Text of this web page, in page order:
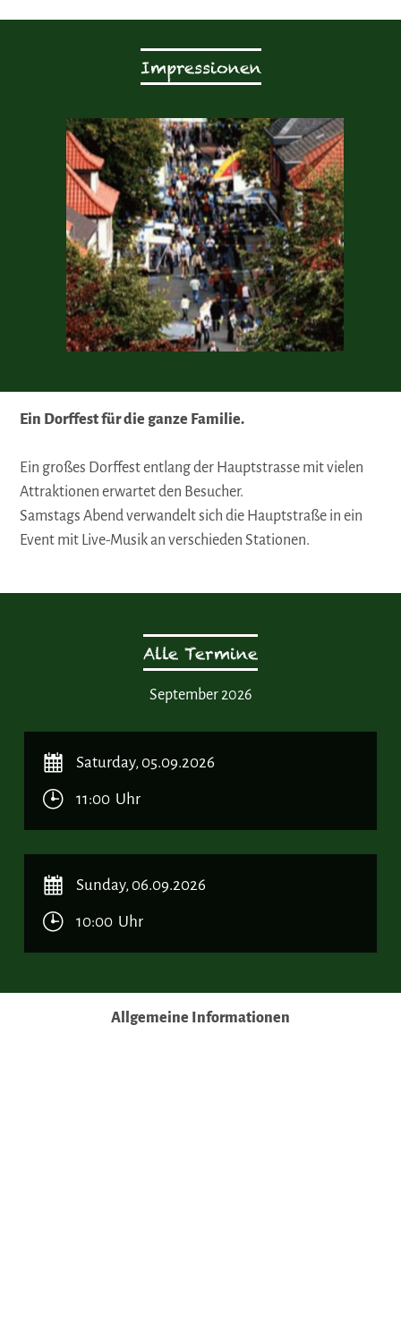
Impressionen
Ein Dorffest für die ganze Familie.
Ein großes Dorffest entlang der Hauptstrasse mit vielen
Attraktionen erwartet den Besucher.
Samstags Abend verwandelt sich die Hauptstraße in ein
Event mit Live-Musik an verschieden Stationen.
Alle Termine
September 2026
Saturday, 05.09.2026
11:00 Uhr
Sunday, 06.09.2026
10:00 Uhr
Allgemeine Informationen